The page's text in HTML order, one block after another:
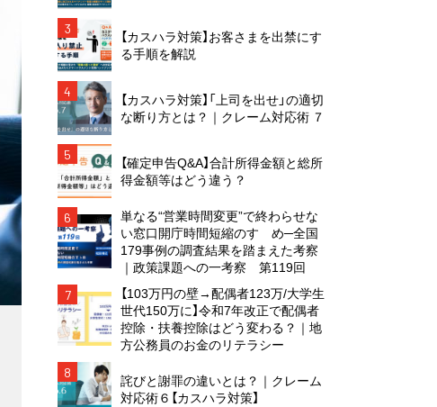
3
【カスハラ対策】お客さまを出禁にす
る手順を解説
4
【カスハラ対策】「上司を出せ」の適切
な断り方とは？｜クレーム対応術 ７
5
【確定申告Q&A】合計所得金額と総所
得金額等はどう違う？
6
単なる“営業時間変更”で終わらせな
い窓口開庁時間短縮のすゝめ─全国
179事例の調査結果を踏まえた考察
｜政策課題への一考察 第119回
7
【103万円の壁→配偶者123万/大学生
世代150万に】令和7年改正で配偶者
控除・扶養控除はどう変わる？｜地
方公務員のお金のリテラシー
8
詫びと謝罪の違いとは？｜クレーム
対応術６【カスハラ対策】